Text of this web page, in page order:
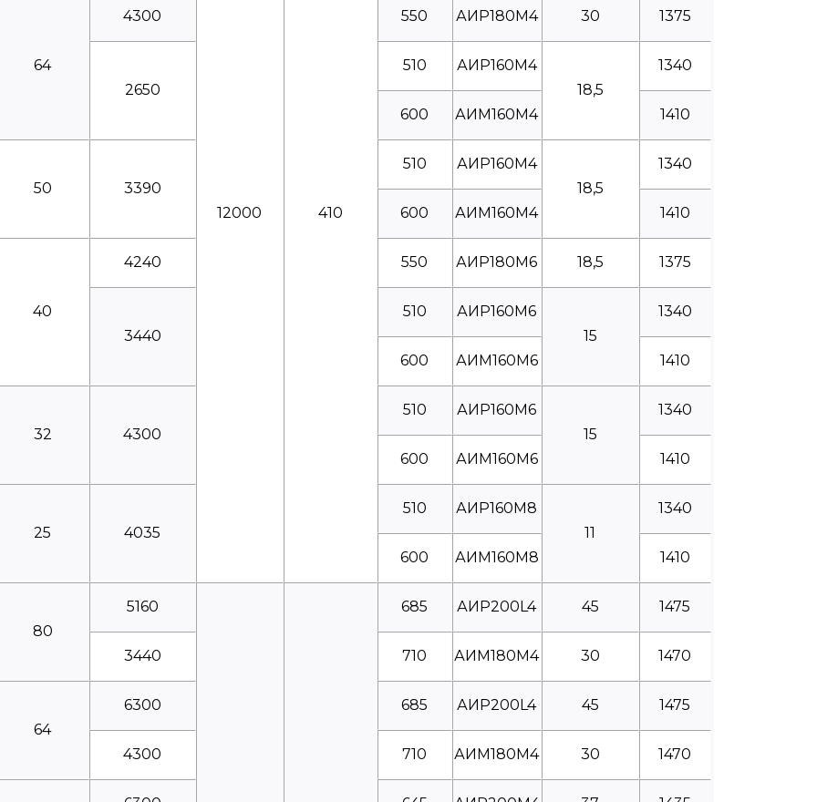
12000 410
64
4300 550 АИР180М4 30 1375
2650
510
АИР160М4
18,5
1340
600 АИМ160М4 1410
50 3390
510
АИР160М4
18,5
1340
600 АИМ160М4 1410
40
4240 550 АИР180М6 18,5 1375
3440
510
АИР160М6
15
1340
600 АИМ160М6 1410
32 4300
510
АИР160М6
15
1340
600 АИМ160М6 1410
25 4035
510
АИР160М8
11
1340
600 АИМ160М8 1410
80
5160 685 АИР200L4 45 1475
3440 710 АИМ180М4 30 1470
64
6300 685 АИР200L4 45 1475
4300 710 АИМ180М4 30 1470